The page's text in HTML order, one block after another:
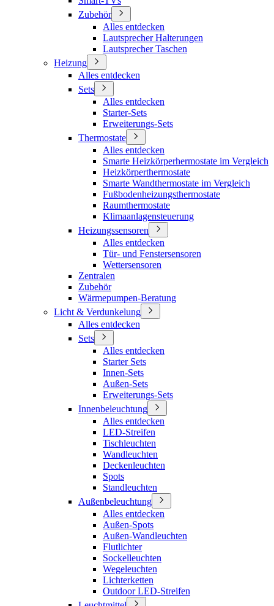
Zubehör
Alles entdecken
Lautsprecher Halterungen
Lautsprecher Taschen
Heizung
Alles entdecken
Sets
Alles entdecken
Starter-Sets
Erweiterungs-Sets
Thermostate
Alles entdecken
Smarte Heizkörperhermostate im Vergleich
Heizkörperthermostate
Smarte Wandthermostate im Vergleich
Fußbodenheizungsthermostate
Raumthermostate
Klimaanlagensteuerung
Heizungssensoren
Alles entdecken
Tür- und Fenstersensoren
Wettersensoren
Zentralen
Zubehör
Wärmepumpen-Beratung
Licht & Verdunkelung
Alles entdecken
Sets
Alles entdecken
Starter Sets
Innen-Sets
Außen-Sets
Erweiterungs-Sets
Innenbeleuchtung
Alles entdecken
LED-Streifen
Tischleuchten
Wandleuchten
Deckenleuchten
Spots
Standleuchten
Außenbeleuchtung
Alles entdecken
Außen-Spots
Außen-Wandleuchten
Flutlichter
Sockelleuchten
Wegeleuchten
Lichterketten
Outdoor LED-Streifen